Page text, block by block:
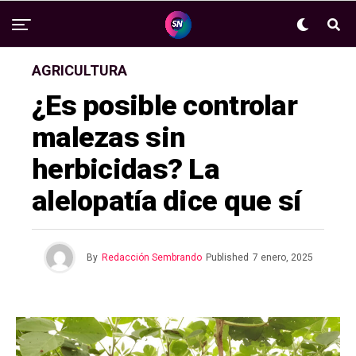
AGRICULTURA
¿Es posible controlar
malezas sin
herbicidas? La
alelopatía dice que sí
By Redacción Sembrando Published 7 enero, 2025